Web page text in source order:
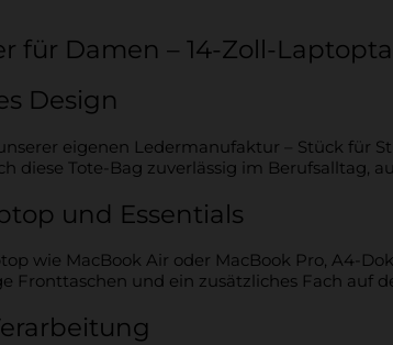
für Damen – 14-Zoll-
Design
eigenen Ledermanufaktur – Stück für
diese Tote-Bag zuverlässig im Berufsalltag,
und Essentials
wie MacBook Air oder MacBook Pro, A4-
Fronttaschen und ein zusätzliches Fach auf
👋 Neu hier? 10%